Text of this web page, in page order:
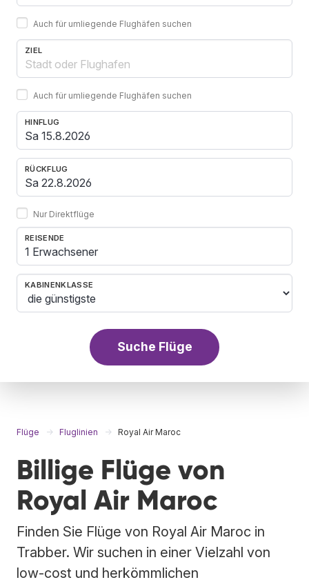
Auch für umliegende Flughäfen suchen
ZIEL
Auch für umliegende Flughäfen suchen
HINFLUG
RÜCKFLUG
Nur Direktflüge
REISENDE
1 Erwachsener
KABINENKLASSE
Suche Flüge
Flüge Fluglinien Royal Air Maroc
Billige Flüge von
Royal Air Maroc
Finden Sie Flüge von Royal Air Maroc in
Trabber. Wir suchen in einer Vielzahl von
low-cost und herkömmlichen